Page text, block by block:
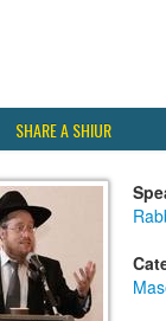
SHARE A SHIUR